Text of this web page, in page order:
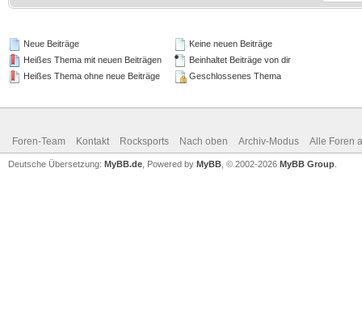
Neue Beiträge
Heißes Thema mit neuen Beiträgen
Heißes Thema ohne neue Beiträge
Keine neuen Beiträge
Beinhaltet Beiträge von dir
Geschlossenes Thema
Foren-Team Kontakt Rocksports Nach oben Archiv-Modus Alle Foren
Deutsche Übersetzung: MyBB.de , Powered by MyBB , © 2002-2026 MyBB Group